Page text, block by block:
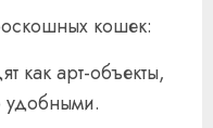
кошек:
как арт-объекты,
удобными.